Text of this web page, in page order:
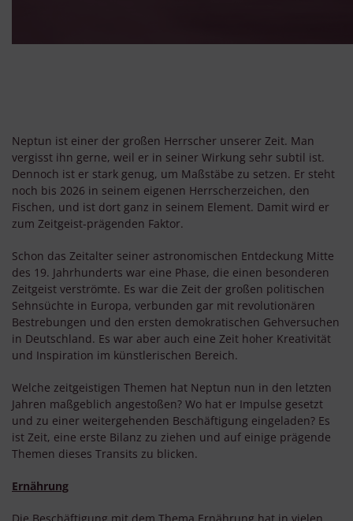
Neptun ist einer der großen Herrscher unserer Zeit. Man
vergisst ihn gerne, weil er in seiner Wirkung sehr subtil ist.
Dennoch ist er stark genug, um Maßstäbe zu setzen. Er steht
noch bis 2026 in seinem eigenen Herrscherzeichen, den
Fischen, und ist dort ganz in seinem Element. Damit wird er
zum Zeitgeist-prägenden Faktor.
Schon das Zeitalter seiner astronomischen Entdeckung Mitte
des 19. Jahrhunderts war eine Phase, die einen besonderen
Zeitgeist verströmte. Es war die Zeit der großen politischen
Sehnsüchte in Europa, verbunden gar mit revolutionären
Bestrebungen und den ersten demokratischen Gehversuchen
in Deutschland. Es war aber auch eine Zeit hoher Kreativität
und Inspiration im künstlerischen Bereich.
Welche zeitgeistigen Themen hat Neptun nun in den letzten
Jahren maßgeblich angestoßen? Wo hat er Impulse gesetzt
und zu einer weitergehenden Beschäftigung eingeladen? Es
ist Zeit, eine erste Bilanz zu ziehen und auf einige prägende
Themen dieses Transits zu blicken.
Ernährung